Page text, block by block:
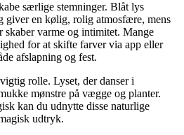
særlige stemninger. Blåt lys
giver en kølig, rolig atmosfære, mens
skaber varme og intimitet. Mange
for at skifte farver via app eller
afslapning og fest.
rolle. Lyset, der danser i
mønstre på vægge og planter.
kan du udnytte disse naturlige
udtryk.